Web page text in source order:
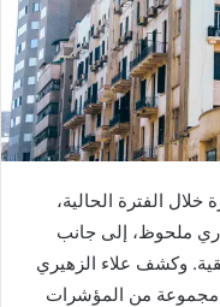
الفترة الحالية،
ملحوظ، إلى جانب
وكشف علاء الزهيري
مجموعة من المؤشرات